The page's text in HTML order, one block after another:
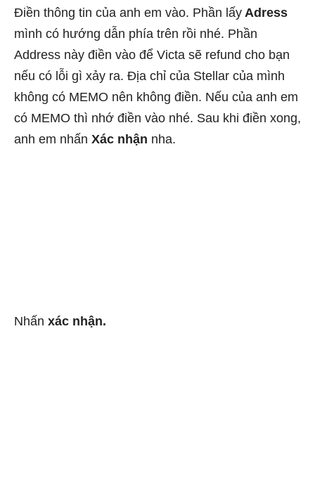
Điền thông tin của anh em vào. Phần lấy Adress
mình có hướng dẫn phía trên rồi nhé. Phần
Address này điền vào để Victa sẽ refund cho bạn
nếu có lỗi gì xảy ra. Địa chỉ của Stellar của mình
không có MEMO nên không điền. Nếu của anh em
có MEMO thì nhớ điền vào nhé. Sau khi điền xong,
anh em nhấn Xác nhận nha.
Nhấn xác nhận.